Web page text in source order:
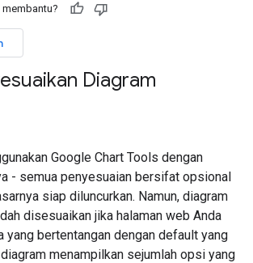
Diagram
Google Chart Tools dengan
- semua penyesuaian bersifat opsional
siap diluncurkan. Namun, diagram
disesuaikan jika halaman web Anda
yang bertentangan dengan default yang
menampilkan sejumlah opsi yang